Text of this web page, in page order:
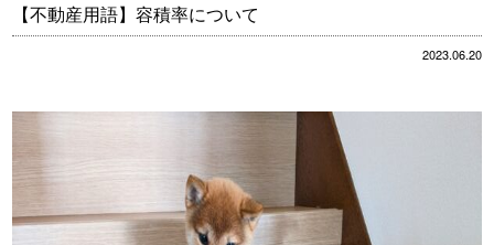
【不動産用語】容積率について
2023.06.20